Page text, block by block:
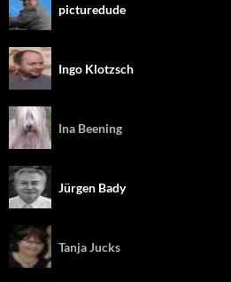
picturedude
Ingo Klotzsch
Ina Beening
Jürgen Bady
Tanja Jucks